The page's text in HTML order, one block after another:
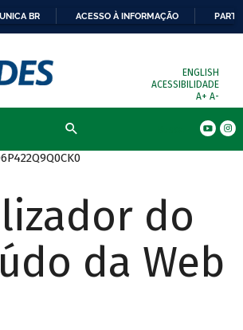
BR ACESSO À INFORMAÇÃO
ENGLISH
ACESSIBILIDADE
A+ A-
do
da Web